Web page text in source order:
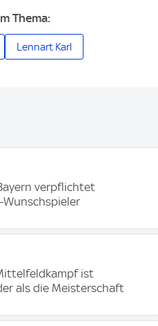
Thema:
Lennart Karl
verpflichtet
Wunschspieler
ist
als die Meisterschaft